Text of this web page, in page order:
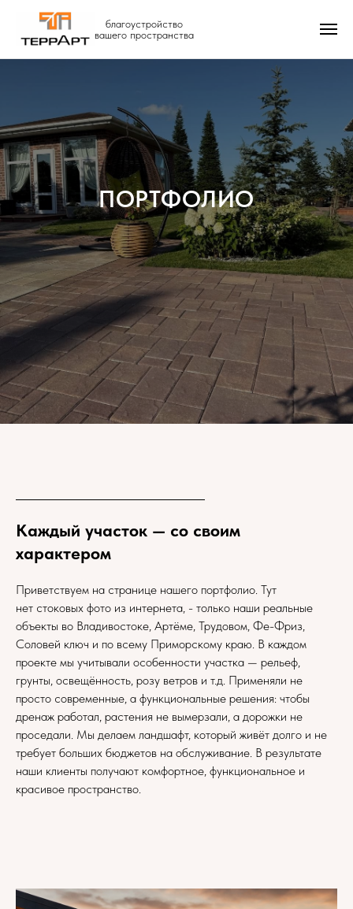
благоустройство
вашего пространства
ПОРТФОЛИО
Каждый участок — со своим
характером
Приветствуем на странице нашего портфолио. Тут
нет стоковых фото из интернета, - только наши реальные
объекты во Владивостоке, Артёме, Трудовом, Фе-Фриз,
Соловей ключ и по всему Приморскому краю. В каждом
проекте мы учитывали особенности участка — рельеф,
грунты, освещённость, розу ветров и т.д. Применяли не
просто современные, а функциональные решения: чтобы
дренаж работал, растения не вымерзали, а дорожки не
проседали. Мы делаем ландшафт, который живёт долго и не
требует больших бюджетов на обслуживание. В результате
наши клиенты получают комфортное, функциональное и
красивое пространство.